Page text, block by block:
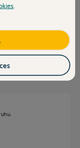
nedává žádné